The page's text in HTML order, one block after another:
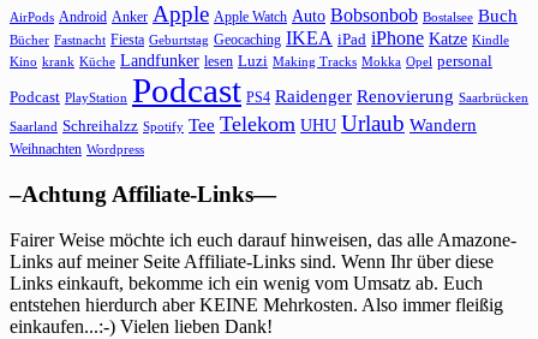
AirPods Android Anker Apple Apple Watch Auto Bobsonbob Bostalsee Buch
Bücher Fastnacht Fiesta Geburtstag Geocaching IKEA iPad iPhone Katze Kindle
Kino krank Küche Landfunker lesen Luzi Making Tracks Mokka Opel personal
Podcast PlayStation Podcast PS4 Raidenger Renovierung Saarbrücken
Saarland Schreihalzz Spotify Tee Telekom UHU Urlaub Wandern
Weihnachten Wordpress
–Achtung Affiliate-Links—
Fairer Weise möchte ich euch darauf hinweisen, das alle Amazone-
Links auf meiner Seite Affiliate-Links sind. Wenn Ihr über diese
Links einkauft, bekomme ich ein wenig vom Umsatz ab. Euch
entstehen hierdurch aber KEINE Mehrkosten. Also immer fleißig
einkaufen...:-) Vielen lieben Dank!